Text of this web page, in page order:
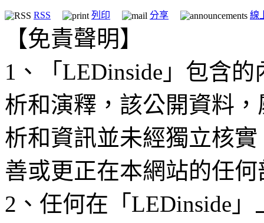
RSS 列印 分享 線
【免責聲明】
1、「LEDinside」包含
析和演釋，該公開資料
析和資訊並未經獨立核
善或更正在本網站的任
2、任何在「LEDinside